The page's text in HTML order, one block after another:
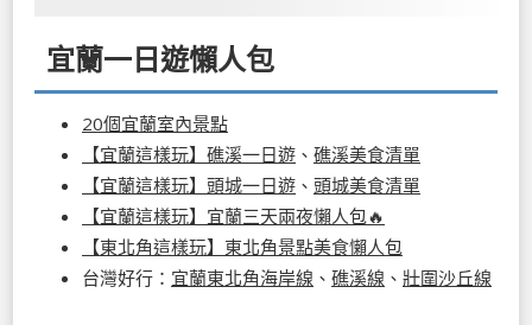
宜蘭一日遊懶人包
20個宜蘭室內景點
【宜蘭這樣玩】礁溪一日遊 、 礁溪美食清單
【宜蘭這樣玩】頭城一日遊 、 頭城美食清單
【宜蘭這樣玩】宜蘭三天兩夜懶人包🔥
【東北角這樣玩】東北角景點美食懶人包
台灣好行： 宜蘭東北角海岸線 、 礁溪線 、 壯圍沙丘線